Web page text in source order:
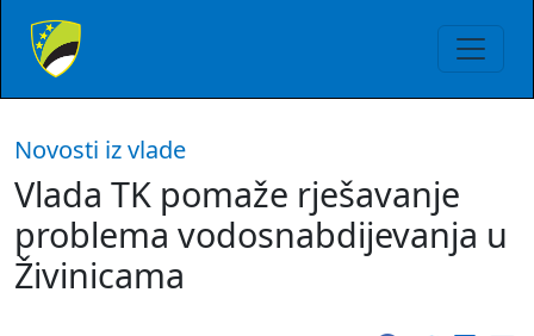
Novosti iz vlade
Vlada TK pomaže rješavanje
problema vodosnabdijevanja u
Živinicama